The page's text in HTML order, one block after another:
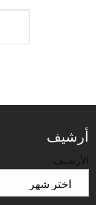
أرشيف
الأرشيف